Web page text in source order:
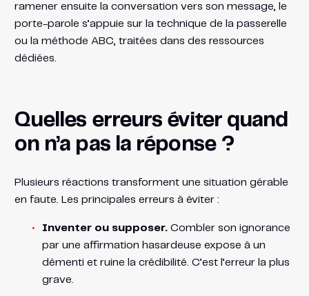
ramener ensuite la conversation vers son message, le
porte-parole s’appuie sur la technique de la passerelle
ou la méthode ABC, traitées dans des ressources
dédiées.
Quelles erreurs éviter quand
on n’a pas la réponse ?
Plusieurs réactions transforment une situation gérable
en faute. Les principales erreurs à éviter :
Inventer ou supposer.Combler son ignorance
par une affirmation hasardeuse expose à un
démenti et ruine la crédibilité. C’est l’erreur la plus
grave.